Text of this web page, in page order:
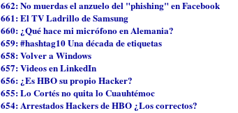
662: No muerdas el anzuelo del "phishing" en Facebook
661: El TV Ladrillo de Samsung
660: ¿Qué hace mi micrófono en Alemania?
659: #hashtag10 Una década de etiquetas
658: Volver a Windows
657: Videos en LinkedIn
656: ¿Es HBO su propio Hacker?
655: Lo Cortés no quita lo Cuauhtémoc
654: Arrestados Hackers de HBO ¿Los correctos?